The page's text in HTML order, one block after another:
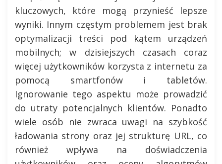
kluczowych, które mogą przynieść lepsze
wyniki. Innym częstym problemem jest brak
optymalizacji treści pod kątem urządzeń
mobilnych; w dzisiejszych czasach coraz
więcej użytkowników korzysta z internetu za
pomocą smartfonów i tabletów.
Ignorowanie tego aspektu może prowadzić
do utraty potencjalnych klientów. Ponadto
wiele osób nie zwraca uwagi na szybkość
ładowania strony oraz jej strukturę URL, co
również wpływa na doświadczenia